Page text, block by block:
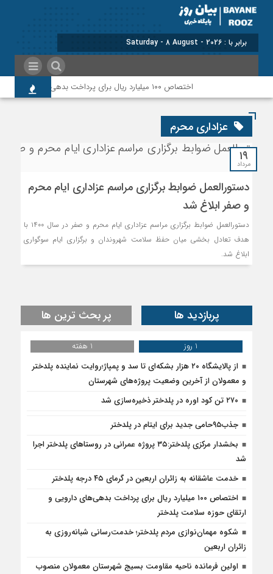
برابر با : Saturday - 8 August - 2026
اختصاص ۱۰۰ میلیارد ریال برای پرداخت بدهی‌های دارویی و ارتقای حوزه سلامت پلدختر
عزاداری محرم
۱۹
مرداد
دستورالعمل ضوابط برگزاری مراسم عزاداری ایام محرم
و صفر ابلاغ شد
دستورالعمل ضوابط برگزاری مراسم عزاداری ایام محرم و صفر در سال ۱۴۰۰ با
هدف تعادل بخشی میان حفظ سلامت شهروندان و برگزاری ایام سوگواری
ابلاغ شد.
پربازدید ها پر بحث ترین ها
1 روز
1 هفته
از پالایشگاه ۲۰ هزار بشکه‌ای تا سد و پمپاژ؛روایت نماینده پلدختر
و معمولان از آخرین وضعیت پروژه‌های شهرستان
۲۷۰ تن کود اوره در پلدختر ذخیره‌سازی شد
جذب۹۵حامی جدید برای ایتام در پلدختر
بخشدار مرکزی پلدختر:۳۵ پروژه عمرانی در روستاهای پلدختر اجرا
شد
خدمت عاشقانه به زائران اربعین در گرمای ۴۵ درجه پلدختر
اختصاص ۱۰۰ میلیارد ریال برای پرداخت بدهی‌های دارویی و
ارتقای حوزه سلامت پلدختر
شکوه مهمان‌نوازی مردم پلدختر؛ خدمت‌رسانی شبانه‌روزی به
زائران اربعین
اولین فرمانده ناحیه مقاومت بسیج شهرستان معمولان منصوب